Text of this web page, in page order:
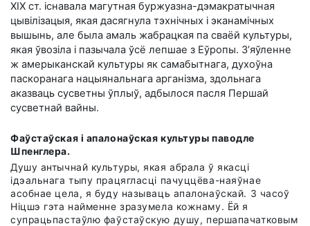
ХІХ ст. існавала магутная буржуазна-дэмакратычная
цывілізацыя, якая дасягнула тэхнічных і эканамічных
вышынь, але была амаль жабрацкая па сваёй культуры,
якая ўвозіла і пазычала ўсё лепшае з Еўропы. З’яўленне
ж амерыканскай культуры як самабытнага, духоўна
паскоранага нацыянальнага арганізма, здольнага
аказваць сусветны ўплыў, адбылося пасля Першай
сусветнай вайны.
Фаўстаўская і апалонаўская культуры паводле
Шпенглера.
Душу антычнай культуры, якая абрала ў якасці
ідэальнага тыпу працягласці пачуццёва-наяўнае
асобнае цела, я буду называць апалонаўскай. З часоў
Ніцшэ гэта найменне зразумела кожнаму. Ёй я
супрацьпастаўлю фаўстаўскую душу, першапачатковым